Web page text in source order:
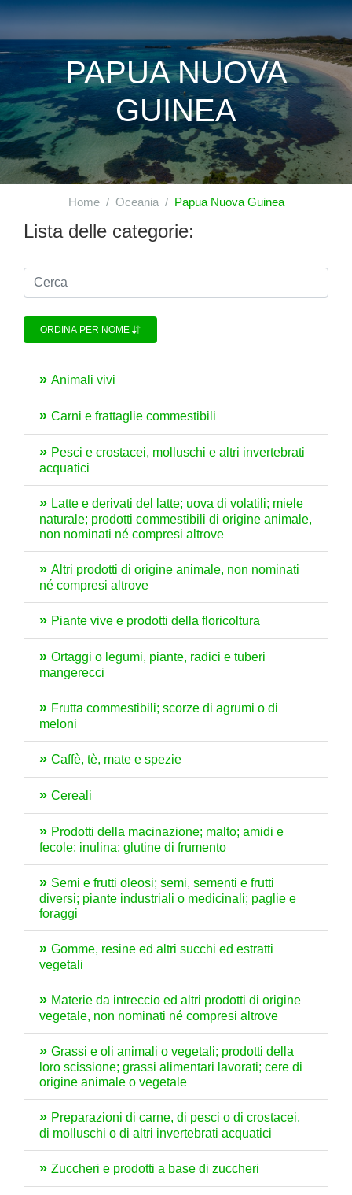
PAPUA NUOVA
GUINEA
Home Oceania Papua Nuova Guinea
Lista delle categorie:
ORDINA PER NOME
Animali vivi
Carni e frattaglie commestibili
Pesci e crostacei, molluschi e altri invertebrati
acquatici
Latte e derivati del latte; uova di volatili; miele
naturale; prodotti commestibili di origine animale,
non nominati né compresi altrove
Altri prodotti di origine animale, non nominati
né compresi altrove
Piante vive e prodotti della floricoltura
Ortaggi o legumi, piante, radici e tuberi
mangerecci
Frutta commestibili; scorze di agrumi o di
meloni
Caffè, tè, mate e spezie
Cereali
Prodotti della macinazione; malto; amidi e
fecole; inulina; glutine di frumento
Semi e frutti oleosi; semi, sementi e frutti
diversi; piante industriali o medicinali; paglie e
foraggi
Gomme, resine ed altri succhi ed estratti
vegetali
Materie da intreccio ed altri prodotti di origine
vegetale, non nominati né compresi altrove
Grassi e oli animali o vegetali; prodotti della
loro scissione; grassi alimentari lavorati; cere di
origine animale o vegetale
Preparazioni di carne, di pesci o di crostacei,
di molluschi o di altri invertebrati acquatici
Zuccheri e prodotti a base di zuccheri